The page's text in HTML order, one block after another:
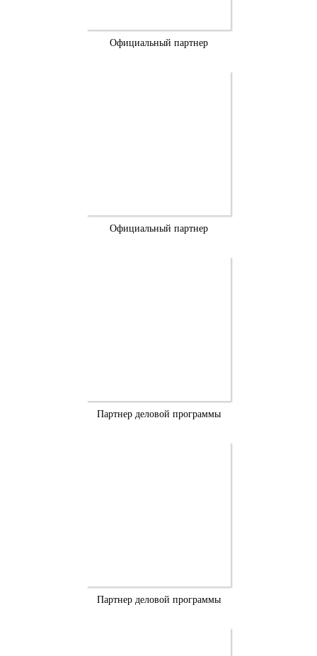
Официальный партнер
Официальный партнер
Партнер деловой программы
Партнер деловой программы